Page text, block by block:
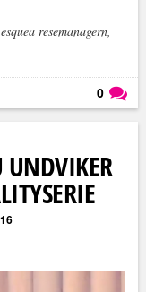
resemanagern,
0
UNDVIKER